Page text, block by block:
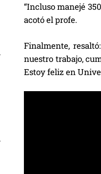
“Incluso manejé
acotó el profe.
Finalmente,
nuestro trabajo,
Estoy feliz en